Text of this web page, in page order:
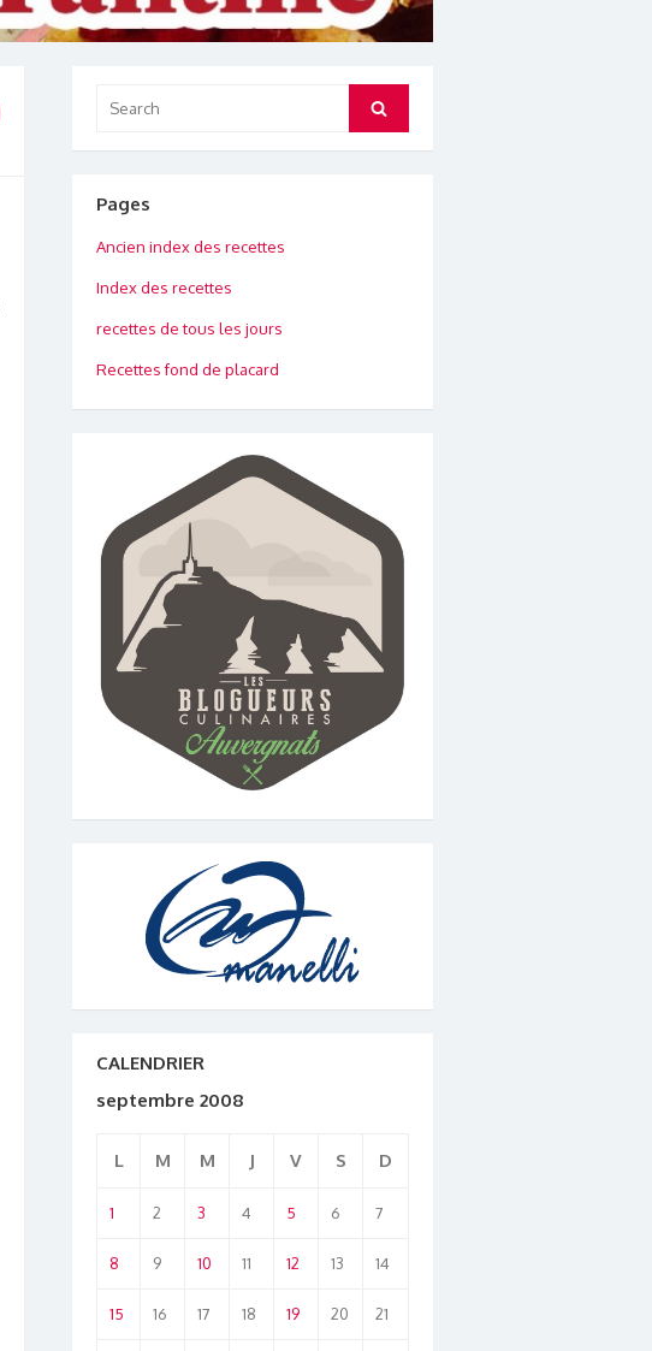
for:
Search
Pages
Ancien index des recettes
Index des recettes
recettes de tous les jours
Recettes fond de placard
CALENDRIER
septembre 2008
L M M J V S D
1 2 3 4 5 6 7
8 9 10 11 12 13 14
15 16 17 18 19 20 21